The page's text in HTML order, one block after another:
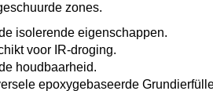
zones.
isolerende eigenschappen.
voor IR-droging.
houdbaarheid.
epoxygebaseerde